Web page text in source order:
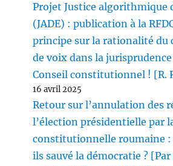
Projet Justice algorithmique
(JADE) : publication à la
principe sur la rationalité du
de voix dans la
Conseil constitutionnel ! [R.
16 avril 2025
Retour sur l’annulation des
l’élection présidentielle par
constitutionnelle roumaine
ils sauvé la démocratie ?